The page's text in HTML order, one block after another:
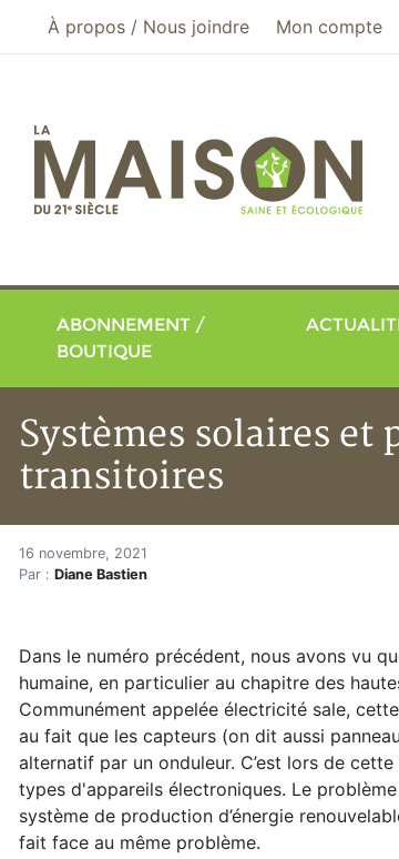
Aller au menu principal
Aller au contenu principal
À propos / Nous joindre Mon compte
ABONNEMENT /
BOUTIQUE
Systèmes solaires
transitoires
Accueil
Articles
Systèmes solaires et pollution électrique
Systèmes solaires
16 novembre, 2021
Par : Diane Bastien
Dans le numéro précédent, nous avons vu
humaine, en particulier au chapitre des
Communément appelée électricité sale,
au fait que les capteurs (on dit aussi
alternatif par un onduleur. C’est lors de
types d'appareils électroniques. Le
système de production d’énergie
fait face au même problème.